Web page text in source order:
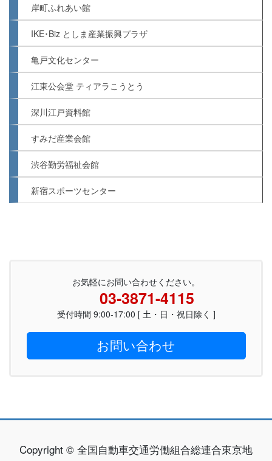
岸町ふれあい館
IKE･Biz としま産業振興プラザ
亀戸文化センター
江東公会堂 ティアラこうとう
深川江戸資料館
すみだ産業会館
渋谷勤労福祉会館
新宿スポーツセンター
お気軽にお問い合わせください。
03-3871-4115
受付時間 9:00-17:00 [ 土・日・祝日除く ]
お問い合わせ
Copyright © 全国自動車交通労働組合総連合東京地